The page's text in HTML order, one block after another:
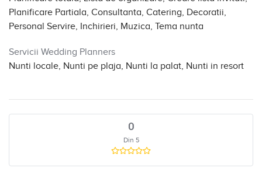
Planificare Partiala, Consultanta, Catering, Decoratii,
Personal Servire, Inchirieri, Muzica, Tema nunta
Servicii Wedding Planners
Nunti locale, Nunti pe plaja, Nunti la palat, Nunti in resort
0
Din 5